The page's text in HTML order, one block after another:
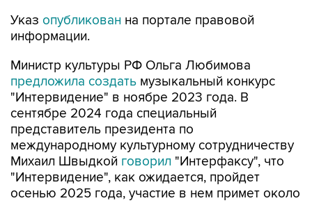
Указ опубликован на портале правовой
информации.
Министр культуры РФ Ольга Любимова
предложила создать музыкальный конкурс
"Интервидение" в ноябре 2023 года. В
сентябре 2024 года специальный
представитель президента по
международному культурному сотрудничеству
Михаил Швыдкой говорил "Интерфаксу", что
"Интервидение", как ожидается, пройдет
осенью 2025 года, участие в нем примет около